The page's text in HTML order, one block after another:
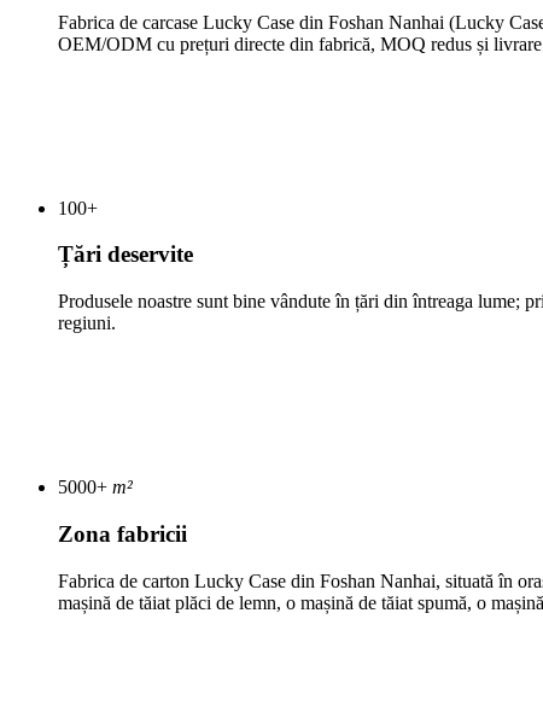
Fabrica de carcase Lucky Case din Foshan Nanhai (Lucky
OEM/ODM cu prețuri directe din fabrică, MOQ redus și
100+
Țări deservite
Produsele noastre sunt bine vândute în țări din întreaga lume;
regiuni.
5000+ m²
Zona fabricii
Fabrica de carton Lucky Case din Foshan Nanhai, situată în
mașină de tăiat plăci de lemn, o mașină de tăiat spumă, o